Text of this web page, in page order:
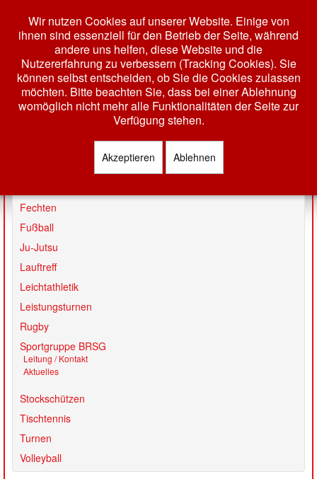
Toggle
VEREIN
GESCHÄFTSSTELLE
VORSTAND
TERMINE
SATZUNG
Fechten
Fußball
Ju-Jutsu
Lauftreff
Leichtathletik
Leistungsturnen
Rugby
Sportgruppe BRSG
Leitung / Kontakt
Aktuelles
Stockschützen
Tischtennis
Turnen
Volleyball
Wir nutzen Cookies auf unserer Website. Einige von
ihnen sind essenziell für den Betrieb der Seite, während
andere uns helfen, diese Website und die
Nutzererfahrung zu verbessern (Tracking Cookies). Sie
können selbst entscheiden, ob Sie die Cookies zulassen
möchten. Bitte beachten Sie, dass bei einer Ablehnung
womöglich nicht mehr alle Funktionalitäten der Seite zur
Verfügung stehen.
Akzeptieren Ablehnen